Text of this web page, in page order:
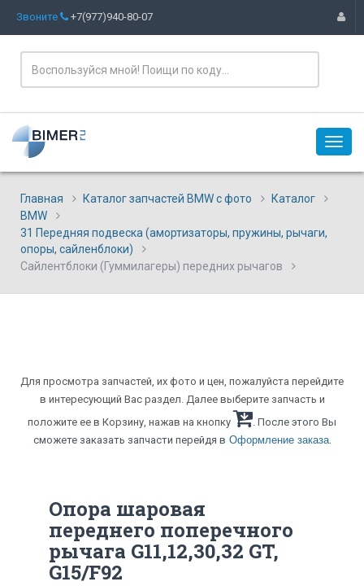
Звоните +7(977)940-80-07
Главная Каталог запчастей BMW с фото
Каталог
BMW
31 Передняя подвеска (амортизаторы, пружины, рычаги,
опоры, сайленблоки)
Сайлентблоки (Гуммилагеры) передних рычагов
Для просмотра запчастей, их фото и цен, пожалуйста перейдите
в интересующий Вас раздел. Далее выберите запчасть и
положите ее в Корзину, нажав на кнопку
. После этого Вы
сможете заказать запчасти перейдя в Оформление заказа.
Опора шаровая
переднего поперечного
рычага G11,12,30,32 GT,
G15/F92